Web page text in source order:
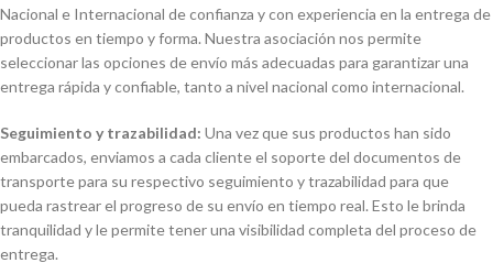
Nacional e Internacional de confianza y con experiencia en la entrega de
productos en tiempo y forma. Nuestra asociación nos permite
seleccionar las opciones de envío más adecuadas para garantizar una
entrega rápida y confiable, tanto a nivel nacional como internacional.
Seguimiento y trazabilidad: Una vez que sus productos han sido
embarcados, enviamos a cada cliente el soporte del documentos de
transporte para su respectivo seguimiento y trazabilidad para que
pueda rastrear el progreso de su envío en tiempo real. Esto le brinda
tranquilidad y le permite tener una visibilidad completa del proceso de
entrega.